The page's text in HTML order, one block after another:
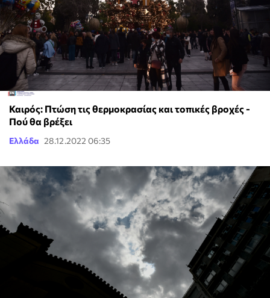
Καιρός: Πτώση τις θερμοκρασίας και τοπικές βροχές -
Πού θα βρέξει
Ελλάδα 28.12.2022 06:35